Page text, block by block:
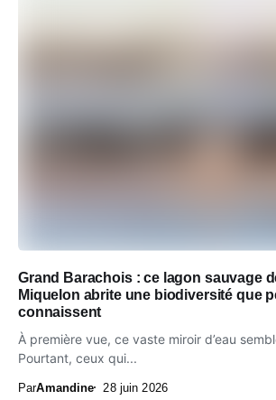
Grand Barachois : ce lagon sauvage
Miquelon abrite une biodiversité que
connaissent
À première vue, ce vaste miroir d’eau
Pourtant, ceux qui...
ParAmandine 28 juin 2026